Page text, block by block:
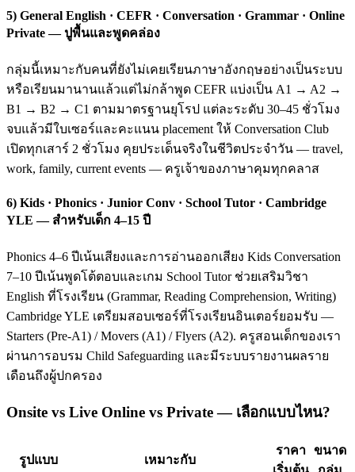
5) General English · CEFR · Conversation · Grammar · Online
Private — ปูพื้นและพูดคล่อง
กลุ่มนี้เหมาะกับคนที่ยังไม่เคยเรียนภาษาอังกฤษอย่างเป็นระบบ
หรือเรียนมานานแล้วแต่ไม่กล้าพูด CEFR แบ่งเป็น A1 → A2 →
B1 → B2 → C1 ตามมาตรฐานยุโรป แต่ละระดับ 30–45 ชั่วโมง
จบแล้วมีใบเซอร์และคะแนน placement ให้ Conversation Club
เปิดทุกเสาร์ 2 ชั่วโมง คุยประเด็นจริงในชีวิตประจำวัน — travel,
work, family, current events — ครูเจ้าของภาษาคุมทุกคลาส
6) Kids · Phonics · Junior Conv · School Tutor · Cambridge
YLE — สำหรับเด็ก 4–15 ปี
Phonics 4–6 ปีเน้นเสียงและการอ่านออกเสียง Kids Conversation
7–10 ปีเน้นพูดโต้ตอบและเกม School Tutor ช่วยเสริมวิชา
English ที่โรงเรียน (Grammar, Reading Comprehension, Writing)
Cambridge YLE เตรียมสอบเซอร์ที่โรงเรียนอินเตอร์ยอมรับ —
Starters (Pre-A1) / Movers (A1) / Flyers (A2). ครูสอนเด็กของเรา
ผ่านการอบรม Child Safeguarding และมีระบบรายงานผลราย
เดือนถึงผู้ปกครอง
Onsite vs Live Online vs Private — เลือกแบบไหน?
รูปแบบ เหมาะกับ
ราคา ขนาด